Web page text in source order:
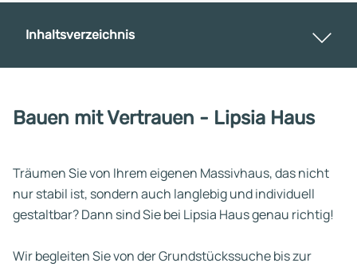
Inhaltsverzeichnis
Bauen mit Vertrauen - Lipsia Haus
Träumen Sie von Ihrem eigenen Massivhaus, das nicht
nur stabil ist, sondern auch langlebig und individuell
gestaltbar? Dann sind Sie bei Lipsia Haus genau richtig!
Wir begleiten Sie von der Grundstückssuche bis zur